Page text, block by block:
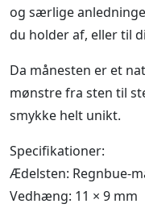
og særlige
du holder af, eller til
Da månesten er et
mønstre fra sten til
smykke helt unikt.
Specifikationer:
Ædelsten: Regnbue-
Vedhæng: 11 × 9 mm